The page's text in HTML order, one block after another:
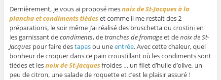
Dernièrement, je vous ai proposé mesnoix de St-Jacques à la
plancha et condiments tièdeset comme il me restait des 2
préparations, le soir même j’ai réalisé des bruschetta ou crostini en
les garnissant decondiments, detranches de fromageet denoix de St-
Jacquespour faire destapasou uneentrée. Avec cette chaleur, quel
bonheur de croquer dans ce pain croustillant où les condiments sont
tièdes et lesnoix de St-Jacquesfroides … un filet d’huile d’olive, un
peu de citron, une salade de roquette et c’est le plaisir assuré !